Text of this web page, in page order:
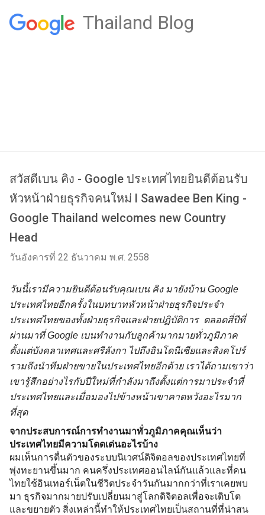
Thailand Blog
สวัสดีเบน คิง - Google ประเทศไทยยินดีต้อนรับ
หัวหน้าฝ่ายธุรกิจคนใหม่ l Sawadee Ben King -
Google Thailand welcomes new Country
Head
วันอังคารที่ 22 ธันวาคม พ.ศ. 2558
วันนี้เรามีความยินดีต้อนรับคุณเบน คิง มายังบ้าน Google
ประเทศไทยอีกครั้งในบทบาทหัวหน้าฝ่ายธุรกิจประจำ
ประเทศไทยของทั้งฝ่ายธุรกิจและฝ่ายปฏิบัติการ  ตลอดสี่ปีที่
ผ่านมาที่ Google เบนทำงานกับลูกค้ามากมายทั่วภูมิภาค
ตั้งแต่บังคลาเทศและศรีลังกา ไปถึงอินโดนีเซียและสิงคโปร์
รวมถึงนำทีมฝ่ายขายในประเทศไทยอีกด้วย เราได้ถามเขาว่า
เขารู้สึกอย่างไรกับปีใหม่ที่กำลังมาถึงตั้งแต่การมาประจำที่
ประเทศไทยและเมื่อมองไปข้างหน้าเขาคาดหวังอะไรมาก
ที่สุด
จากประสบการณ์การทำงานมาทั่วภูมิภาคคุณเห็นว่า
ประเทศไทยมีความโดดเด่นอะไรบ้าง
ผมเห็นการตื่นตัวของระบบนิเวศน์ดิจิตอลของประเทศไทยที่
พุ่งทะยานขึ้นมาก คนครึ่งประเทศออนไลน์กันแล้วและที่คน
ไทยใช้อินเทอร์เน็ตในชีวิตประจำวันกันมากกว่าที่เราเคยพบ
มา ธุรกิจมากมายปรับเปลี่ยนมาสู่โลกดิจิตอลเพื่อจะเติบโต
และขยายตัว สิ่งเหล่านี้ทำให้ประเทศไทยเป็นสถานที่ที่น่าสน